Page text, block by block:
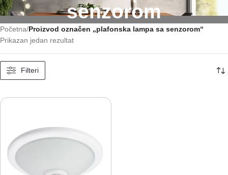
senzorom
Početna/Proizvod označen „plafonska lampa sa senzorom“
Prikazan jedan rezultat
Filteri